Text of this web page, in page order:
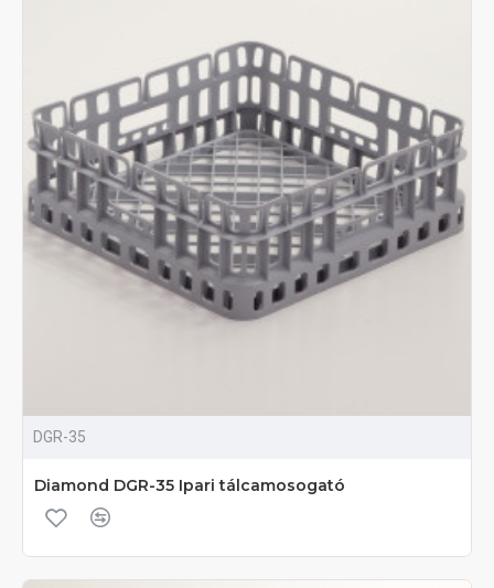
DGR-35
Diamond DGR-35 Ipari tálcamosogató